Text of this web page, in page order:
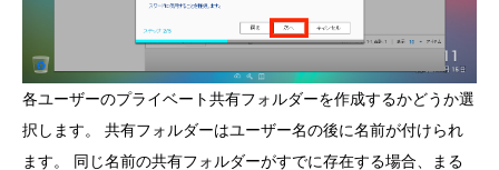
各ユーザーのプライベート共有フォルダーを作成するかどうか選
択します。 共有フォルダーはユーザー名の後に名前が付けられ
ます。 同じ名前の共有フォルダーがすでに存在する場合、まる